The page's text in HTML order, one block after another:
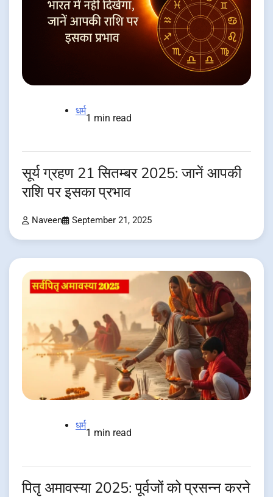
धर्म
1 min read
सूर्य ग्रहण 21 सितम्बर 2025: जानें आपकी
राशि पर इसका प्रभाव
Naveen September 21, 2025
धर्म
1 min read
पितृ अमावस्‍या 2025: पूर्वजों को प्रसन्‍न करने